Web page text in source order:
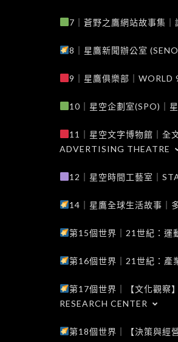
7｜蒼野之鷹網站故事集
8｜星鷹新聞辦公室
9｜星鷹俱樂部｜WORLD
10｜星空企劃室(SPO)｜
11｜星空文字博物館｜全
ADVERTISING THEATRE
12｜星空時間工藝室｜
14｜星鷹全球生活故事｜
第15個世界｜21世紀：運
第16個世界｜21世紀：產
第17個世界｜【文化觀察
RESEARCH CENTER
第18個世界｜【決策與經